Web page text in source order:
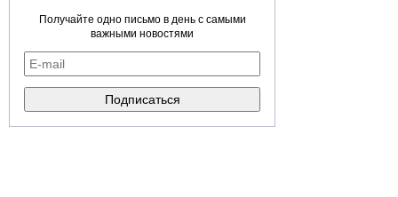
Получайте одно письмо в день с самыми
важными новостями